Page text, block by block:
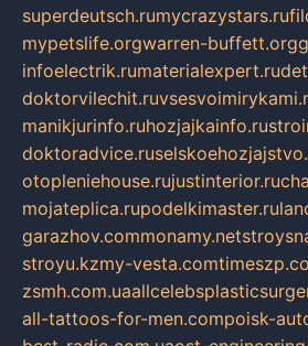
superdeutsch.rumycrazystars.ru
mypetslife.orgwarren-buffett.org
infoelectrik.rumaterialexpert.ru
doktorvilechit.ru
manikjurinfo.ruhozjajkainfo.ru
doktoradvice.ru
otopleniehouse.rujustinterior.ru
mojateplica.rupodelkimaster.ru
garazhov.commonamy.net
stroyu.kzmy-vesta.com
zsmh.com.ua
all-tattoos-for-men.compoisk-